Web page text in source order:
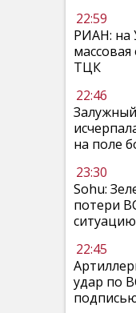
22:59
РИАН: на
ТЦК
22:46
на поле
23:30
Sohu:
потери
22:45
удар по